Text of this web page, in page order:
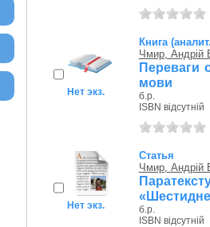
Нет экз.
Книга
Чмир, Андрій
Переваги
мови
б.р.
ISBN відсутній
Нет экз.
Статья
Чмир, Андрій
б.р.
ISBN відсутній